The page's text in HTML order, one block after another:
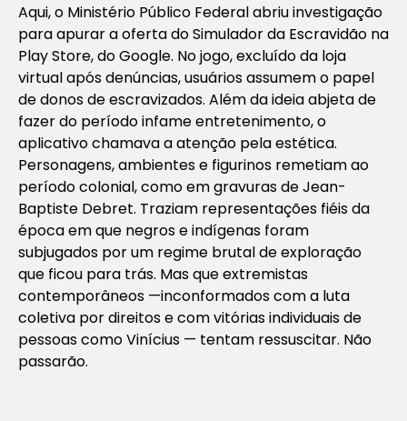
Aqui, o Ministério Público Federal abriu investigação
para apurar a oferta do Simulador da Escravidão na
Play Store, do Google. No jogo, excluído da loja
virtual após denúncias, usuários assumem o papel
de donos de escravizados. Além da ideia abjeta de
fazer do período infame entretenimento, o
aplicativo chamava a atenção pela estética.
Personagens, ambientes e figurinos remetiam ao
período colonial, como em gravuras de Jean-
Baptiste Debret. Traziam representações fiéis da
época em que negros e indígenas foram
subjugados por um regime brutal de exploração
que ficou para trás. Mas que extremistas
contemporâneos —inconformados com a luta
coletiva por direitos e com vitórias individuais de
pessoas como Vinícius — tentam ressuscitar. Não
passarão.